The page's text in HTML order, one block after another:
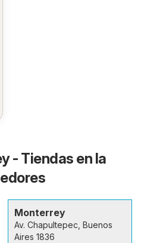
- Tiendas en la
Monterrey
Av. Chapultepec, Buenos
Aires 1836